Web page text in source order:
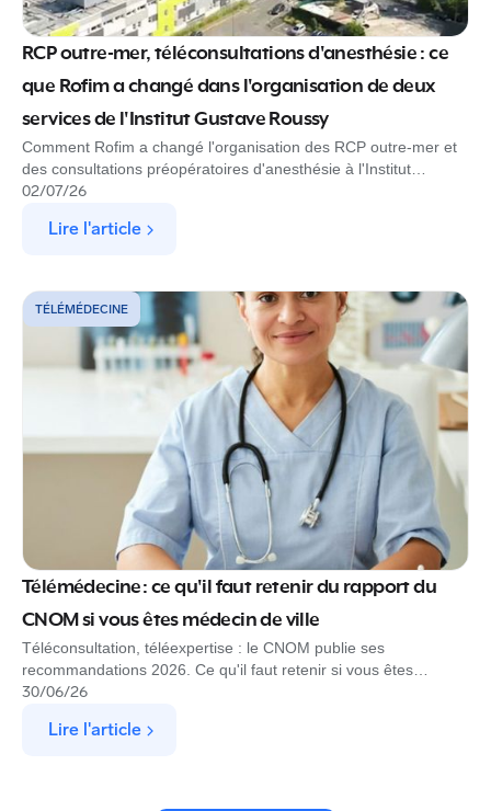
RCP outre-mer, téléconsultations d'anesthésie : ce
que Rofim a changé dans l'organisation de deux
services de l'Institut Gustave Roussy
Comment Rofim a changé l'organisation des RCP outre-mer et
des consultations préopératoires d'anesthésie à l'Institut
Gustave Roussy
02/07/26
Lire l'article
TÉLÉMÉDECINE
Télémédecine : ce qu'il faut retenir du rapport du
CNOM si vous êtes médecin de ville
Téléconsultation, téléexpertise : le CNOM publie ses
recommandations 2026. Ce qu'il faut retenir si vous êtes
médecin de ville, et comment Rofim s'inscrit dans ce cadre.
30/06/26
Lire l'article